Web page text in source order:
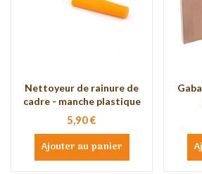
Nettoyeur de rainure de
cadre - manche plastique
5,90 €
Ajouter au panier